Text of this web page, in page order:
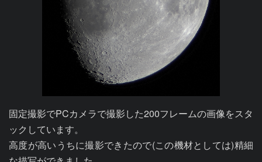
固定撮影でPCカメラで撮影した200フレームの画像をスタ
ックしています。
高度が高いうちに撮影できたので(この機材としては)精細